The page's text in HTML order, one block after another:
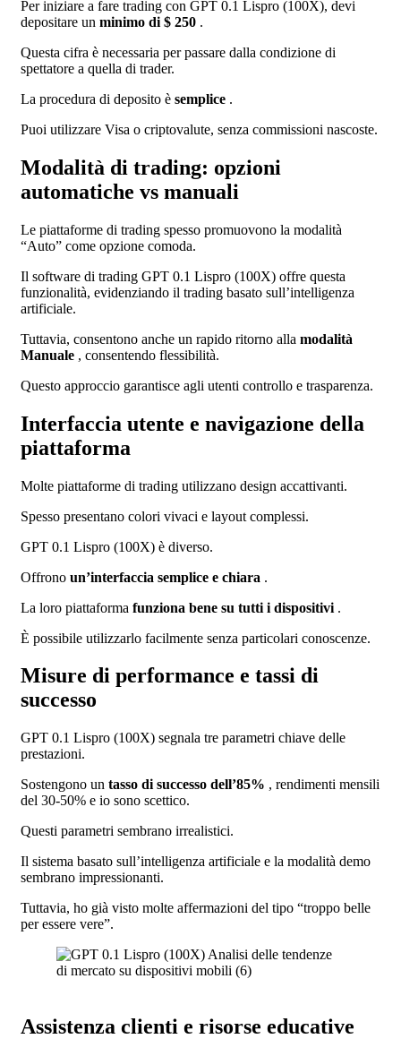
Per iniziare a fare trading con GPT 0.1 Lispro (100X), devi
depositare un minimo di $ 250 .
Questa cifra è necessaria per passare dalla condizione di
spettatore a quella di trader.
La procedura di deposito è semplice .
Puoi utilizzare Visa o criptovalute, senza commissioni nascoste.
Modalità di trading: opzioni
automatiche vs manuali
Le piattaforme di trading spesso promuovono la modalità
“Auto” come opzione comoda.
Il software di trading GPT 0.1 Lispro (100X) offre questa
funzionalità, evidenziando il trading basato sull’intelligenza
artificiale.
Tuttavia, consentono anche un rapido ritorno alla modalità
Manuale , consentendo flessibilità.
Questo approccio garantisce agli utenti controllo e trasparenza.
Interfaccia utente e navigazione della
piattaforma
Molte piattaforme di trading utilizzano design accattivanti.
Spesso presentano colori vivaci e layout complessi.
GPT 0.1 Lispro (100X) è diverso.
Offrono un’interfaccia semplice e chiara .
La loro piattaforma funziona bene su tutti i dispositivi .
È possibile utilizzarlo facilmente senza particolari conoscenze.
Misure di performance e tassi di
successo
GPT 0.1 Lispro (100X) segnala tre parametri chiave delle
prestazioni.
Sostengono un tasso di successo dell’85% , rendimenti mensili
del 30-50% e io sono scettico.
Questi parametri sembrano irrealistici.
Il sistema basato sull’intelligenza artificiale e la modalità demo
sembrano impressionanti.
Tuttavia, ho già visto molte affermazioni del tipo “troppo belle
per essere vere”.
Assistenza clienti e risorse educative